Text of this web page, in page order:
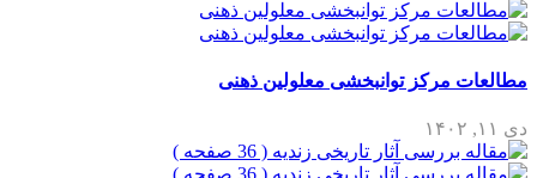
مطالعات مرکز توانبخشی معلولین ذهنی
دی ۱۱, ۱۴۰۲